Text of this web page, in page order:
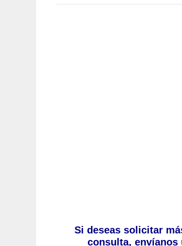
Si deseas solicitar
consulta, envíanos